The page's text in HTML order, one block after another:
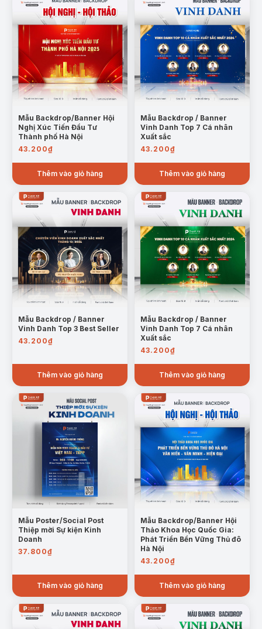
Mẫu Backdrop/Banner Hội
Nghị Xúc Tiến Đầu Tư
Thành phố Hà Nội
43.200₫
Thêm vào giỏ hàng
Mẫu Backdrop / Banner
Vinh Danh Top 7 Cá nhân
Xuất sắc
43.200₫
Thêm vào giỏ hàng
Mẫu Backdrop / Banner
Vinh Danh Top 3 Best Seller
43.200₫
Thêm vào giỏ hàng
Mẫu Backdrop / Banner
Vinh Danh Top 7 Cá nhân
Xuất sắc
43.200₫
Thêm vào giỏ hàng
Mẫu Poster/Social Post
Thiệp mời Sự kiện Kinh
Doanh
37.800₫
Thêm vào giỏ hàng
Mẫu Backdrop/Banner Hội
Thảo Khoa Học Quốc Gia:
Phát Triển Bền Vững Thủ đô
Hà Nội
43.200₫
Thêm vào giỏ hàng